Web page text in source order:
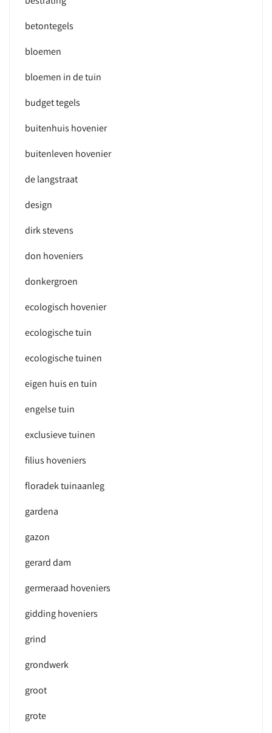
betontegels
bloemen
bloemen in de tuin
budget tegels
buitenhuis hovenier
buitenleven hovenier
de langstraat
design
dirk stevens
don hoveniers
donkergroen
ecologisch hovenier
ecologische tuin
ecologische tuinen
eigen huis en tuin
engelse tuin
exclusieve tuinen
filius hoveniers
floradek tuinaanleg
gardena
gazon
gerard dam
germeraad hoveniers
gidding hoveniers
grind
grondwerk
groot
grote